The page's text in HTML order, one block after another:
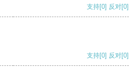
支持[0] 反对[0]
支持[0] 反对[0]